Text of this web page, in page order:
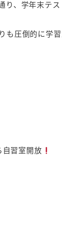
、学年末テス
も圧倒的に学習
習室開放